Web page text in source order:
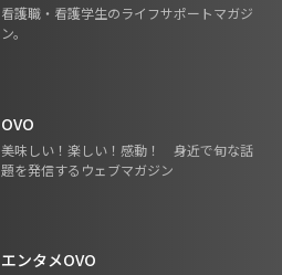
看護職・看護学生のライフサポートマガジ
ン。
OVO
美味しい！楽しい！感動！ 身近で旬な話
題を発信するウェブマガジン
エンタメOVO